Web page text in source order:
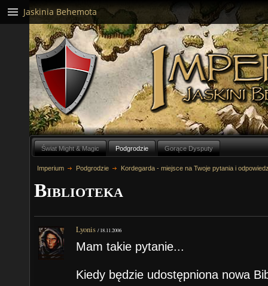
Świat Might & Magic Podgrodzie Gorące Dysputy
Imperium Podgrodzie Kordegarda - miejsce na Twoje pytania i
Biblioteka
Lyonis /18.11.2006
Mam takie pytanie...
Kiedy będzie udostępniona nowa
Jaskinia Behemota